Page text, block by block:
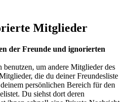
Mitglieder
der Freunde und ignorierten
benutzen, um andere Mitglieder des
die du deiner Freundesliste
persönlichen Bereich für den
Du siehst dort deren